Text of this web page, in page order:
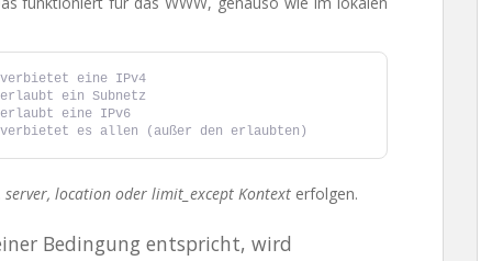
eine IPv4
ein Subnetz
eine IPv6
es allen (außer den erlaubten)
server, location oder limit_except Kontext erfolgen.
Bedingung entspricht, wird